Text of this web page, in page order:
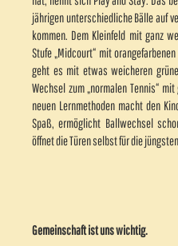
jährigen unterschiedliche Bälle auf
kommen. Dem Kleinfeld mit ganz
Stufe „Midcourt“ mit
geht es mit etwas weicheren
Wechsel zum „normalen Tennis“
neuen Lernmethoden macht den
Spaß, ermöglicht Ballwechsel
öffnet die Türen selbst für die
Gemeinschaft ist uns wichtig.